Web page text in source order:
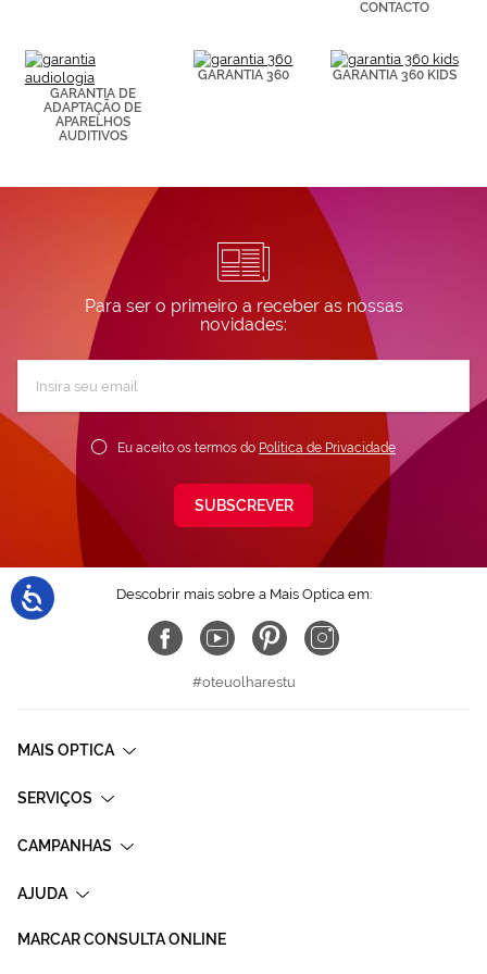
información en
nuestra
Política de
Cookies.
CONTACTO
GARANTIA DE
ADAPTAÇÃO DE
APARELHOS
AUDITIVOS
GARANTIA 360 GARANTIA 360 KIDS
Para ser o primeiro a receber as nossas
novidades:
Newsletter:
Eu aceito os termos do Política de Privacidade
SUBSCREVER
Descobrir mais sobre a Mais Optica em:
#oteuolharestu
MAIS OPTICA
SERVIÇOS
CAMPANHAS
AJUDA
MARCAR CONSULTA ONLINE